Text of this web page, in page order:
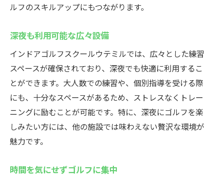
ルフのスキルアップにもつながります。
深夜も利用可能な広々設備
インドアゴルフスクールウテミルでは、広々とした練習
スペースが確保されており、深夜でも快適に利用するこ
とができます。大人数での練習や、個別指導を受ける際
にも、十分なスペースがあるため、ストレスなくトレー
ニングに励むことが可能です。特に、深夜にゴルフを楽
しみたい方には、他の施設では味わえない贅沢な環境が
魅力です。
時間を気にせずゴルフに集中